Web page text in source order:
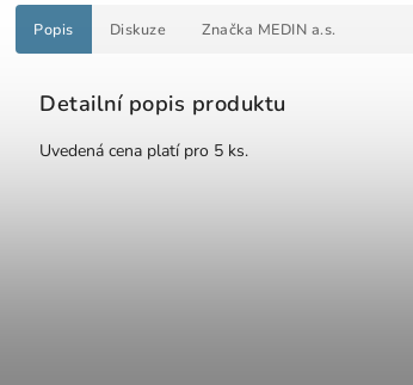
Popis Diskuze Značka MEDIN a.s.
Detailní popis produktu
Uvedená cena platí pro 5 ks.